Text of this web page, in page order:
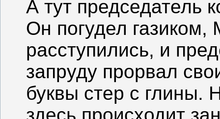
А тут председатель
Он погудел
расступились, и
запруду прорвал
буквы стер с глины.